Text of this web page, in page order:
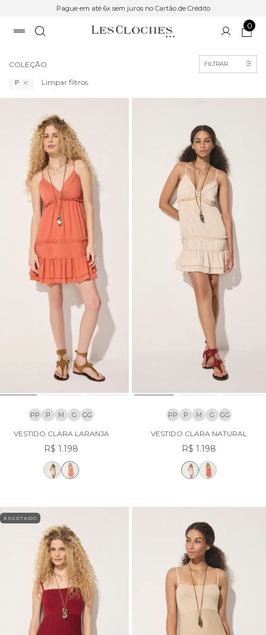
Pague em até 6x sem juros no Cartão de Crédito
0
Início > COLEÇÃO
COLEÇÃO FILTRAR
P Limpar filtros
PP P M G GG
VESTIDO CLARA LARANJA
R$ 1.198
PP P M G GG
VESTIDO CLARA NATURAL
R$ 1.198
ESGOTADO